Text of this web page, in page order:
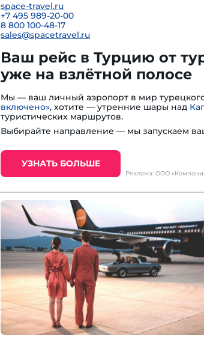
space-travel.ru
+7 495 989-20-00
8 800 100-48-17
sales@spacetravel.ru
Ваш рейс в Турцию от
уже на взлётной полосе
Мы — ваш личный аэропорт в мир
включено», хотите — утренние шары над
туристических маршрутов.
Выбирайте направление — мы запускаем
УЗНАТЬ БОЛЬШЕ
Реклама: ООО